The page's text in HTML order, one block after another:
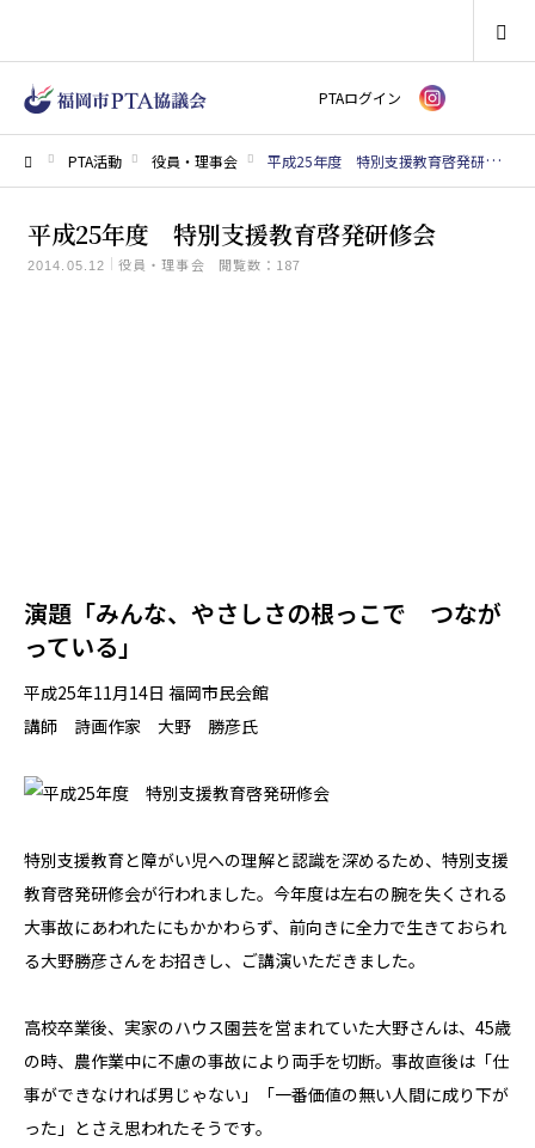
PTAログイン
PTA活動 役員・理事会 平成25年度 特別支援教育啓発研修会
平成25年度 特別支援教育啓発研修会
2014.05.12 役員・理事会 閲覧数：187
演題「みんな、やさしさの根っこで つなが
っている」
平成25年11月14日 福岡市民会館
講師 詩画作家 大野 勝彦氏
特別支援教育と障がい児への理解と認識を深めるため、特別支援
教育啓発研修会が行われました。今年度は左右の腕を失くされる
大事故にあわれたにもかかわらず、前向きに全力で生きておられ
る大野勝彦さんをお招きし、ご講演いただきました。
高校卒業後、実家のハウス園芸を営まれていた大野さんは、45歳
の時、農作業中に不慮の事故により両手を切断。事故直後は「仕
事ができなければ男じゃない」「一番価値の無い人間に成り下が
った」とさえ思われたそうです。